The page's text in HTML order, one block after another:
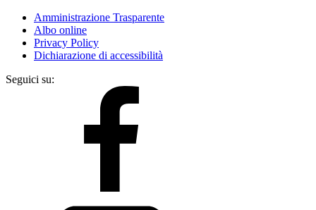
Amministrazione Trasparente
Albo online
Privacy Policy
Dichiarazione di accessibilità
Seguici su: